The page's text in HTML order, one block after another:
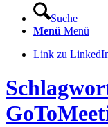
Suche
Menü Menü
Link zu